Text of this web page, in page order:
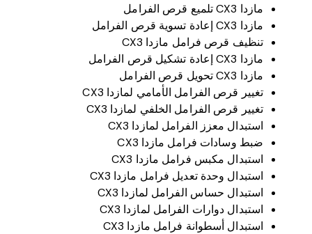
مازدا CX3 تلميع قرص الفرامل
مازدا CX3 إعادة تسوية قرص الفرامل
تنظيف قرص فرامل مازدا CX3
مازدا CX3 إعادة تشكيل قرص الفرامل
مازدا CX3 تحويل قرص الفرامل
تغيير قرص الفرامل الأمامي لمازدا CX3
تغيير قرص الفرامل الخلفي لمازدا CX3
استبدال معزز الفرامل لمازدا CX3
ضبط وسادات فرامل مازدا CX3
استبدال مكبس فرامل مازدا CX3
استبدال وحدة تعديل فرامل مازدا CX3
استبدال حساس الفرامل لمازدا CX3
استبدال دوارات الفرامل لمازدا CX3
استبدال أسطوانة فرامل مازدا CX3